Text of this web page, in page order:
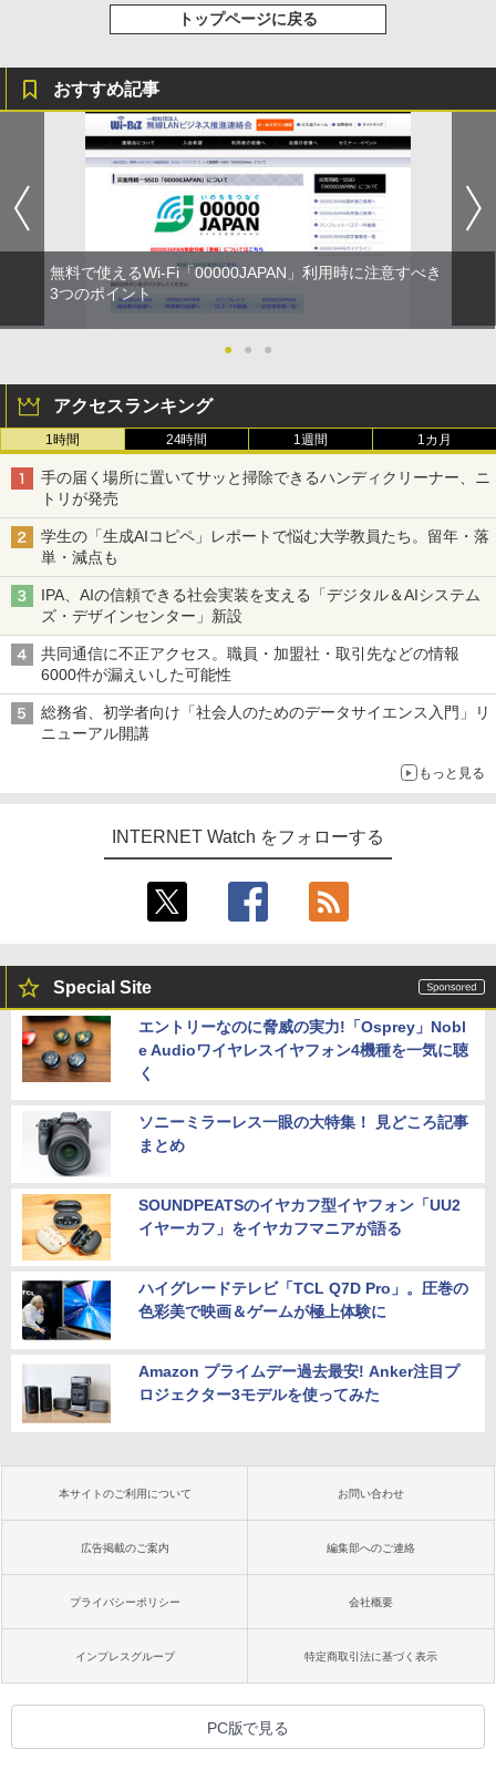
トップページに戻る
おすすめ記事
無料で使えるWi-Fi「00000JAPAN」利用時に注意すべき
3つのポイント
● ● ●
アクセスランキング
1時間 24時間 1週間 1カ月
手の届く場所に置いてサッと掃除できるハンディクリーナー、ニ
トリが発売
学生の「生成AIコピペ」レポートで悩む大学教員たち。留年・落
単・減点も
IPA、AIの信頼できる社会実装を支える「デジタル＆AIシステム
ズ・デザインセンター」新設
共同通信に不正アクセス。職員・加盟社・取引先などの情報
6000件が漏えいした可能性
総務省、初学者向け「社会人のためのデータサイエンス入門」リ
ニューアル開講
もっと見る
INTERNET Watch をフォローする
Special Site
エントリーなのに脅威の実力!「Osprey」Nobl
e Audioワイヤレスイヤフォン4機種を一気に聴
く
ソニーミラーレス一眼の大特集！ 見どころ記事
まとめ
SOUNDPEATSのイヤカフ型イヤフォン「UU2
イヤーカフ」をイヤカフマニアが語る
ハイグレードテレビ「TCL Q7D Pro」。圧巻の
色彩美で映画＆ゲームが極上体験に
Amazon プライムデー過去最安! Anker注目プ
ロジェクター3モデルを使ってみた
本サイトのご利用について お問い合わせ
広告掲載のご案内 編集部へのご連絡
プライバシーポリシー 会社概要
インプレスグループ 特定商取引法に基づく表示
PC版で見る